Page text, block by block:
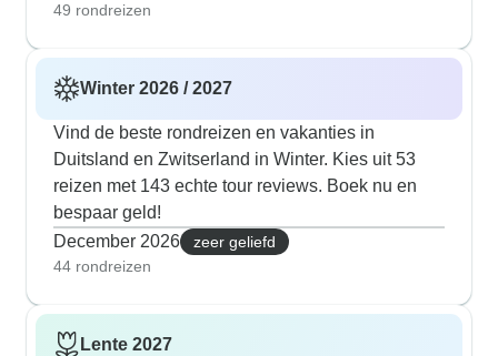
49 rondreizen
Winter 2026 / 2027
Vind de beste rondreizen en vakanties in
Duitsland en Zwitserland in Winter. Kies uit 53
reizen met 143 echte tour reviews. Boek nu en
bespaar geld!
December 2026
zeer geliefd
44 rondreizen
Lente 2027